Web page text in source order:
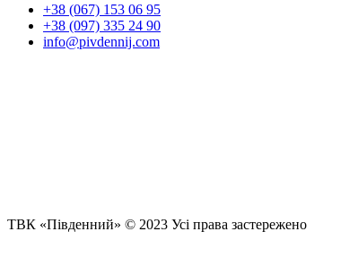
+38 (067) 153 06 95
+38 (097) 335 24 90
info@pivdennij.com
ТВК «Південний» © 2023 Усі права застережено